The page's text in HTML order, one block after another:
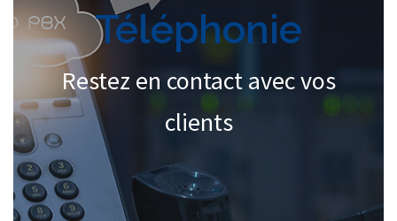
Téléphonie
Restez en contact avec vos
clients